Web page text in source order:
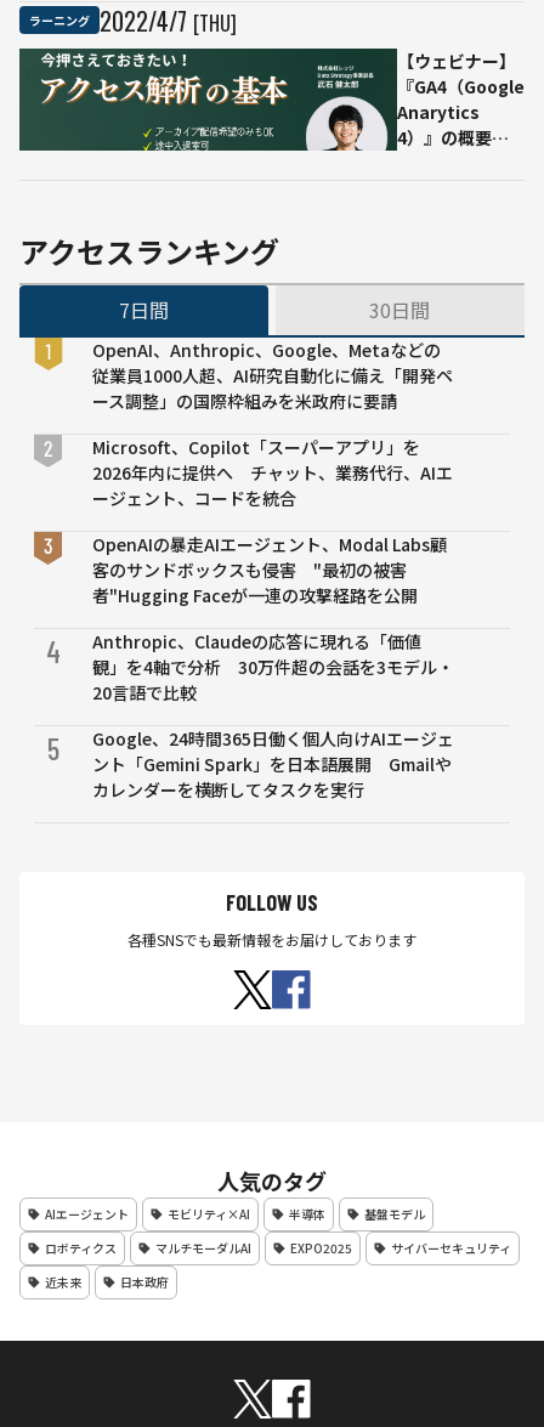
践活
用を
る
で半
数以
仕事
ラーニング 2022/4/7 [THU]
【ウェビナー】
『GA4（Google
Anarytics
4）』の概要や
アクセスランキング
7日間 30日間
OpenAI、Anthropic、Google、Metaなどの
従業員1000人超、AI研究自動化に備え「開発ペ
ース調整」の国際枠組みを米政府に要請
Microsoft、Copilot「スーパーアプリ」を
2026年内に提供へ チャット、業務代行、AIエ
ージェント、コードを統合
OpenAIの暴走AIエージェント、Modal Labs顧
客のサンドボックスも侵害 "最初の被害
者"Hugging Faceが一連の攻撃経路を公開
4
Anthropic、Claudeの応答に現れる「価値
観」を4軸で分析 30万件超の会話を3モデル・
20言語で比較
5
Google、24時間365日働く個人向けAIエージェ
ント「Gemini Spark」を日本語展開 Gmailや
カレンダーを横断してタスクを実行
FOLLOW US
各種SNSでも最新情報をお届けしております
人気のタグ
AIエージェント モビリティ×AI 半導体
基盤モデル
ロボティクス
マルチモーダルAI EXPO2025
サイバーセキュリティ
近未来
日本政府